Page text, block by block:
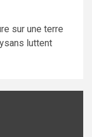
sur une terre
luttent